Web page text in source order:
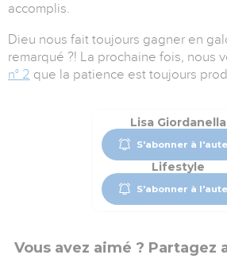
accomplis.
Dieu nous fait toujours gagner en
remarqué ?! La prochaine fois, nous
n° 2 que la patience est toujours
Lisa Giordanella
S'abonner à
Lifestyle
S'abonner à
Vous avez aimé ? Partagez